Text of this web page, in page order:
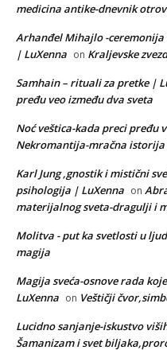
medicina antike-dnevnik
Arhanđel Mihajlo -ceremonija
| LuXenna on Kraljevske
Samhain – rituali za pretke |
pređu veo između dva sveta
Noć veštica-kada preci pređu
Nekromantija-mračna istorija
Karl Jung ,gnostik i mistični
psihologija | LuXenna on
materijalnog sveta-dragulji i
Molitva - put ka svetlosti u
magija
Magija sveća-osnove rada
LuXenna on Veštičji
Lucidno sanjanje-iskustvo
Šamanizam i svet